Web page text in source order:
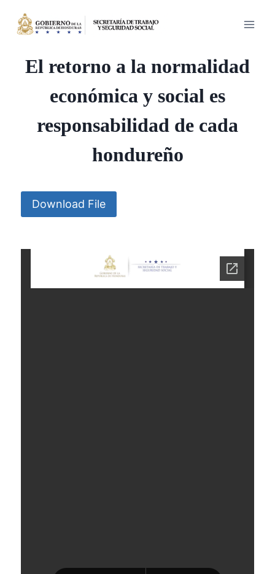
El retorno a la normalidad
económica y social es
responsabilidad de cada
hondureño
Download File